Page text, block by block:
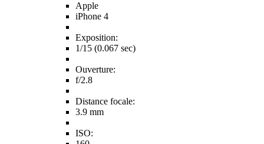
Apple
iPhone 4
Exposition:
1/15 (0.067 sec)
Ouverture:
f/2.8
Distance focale:
3.9 mm
ISO: